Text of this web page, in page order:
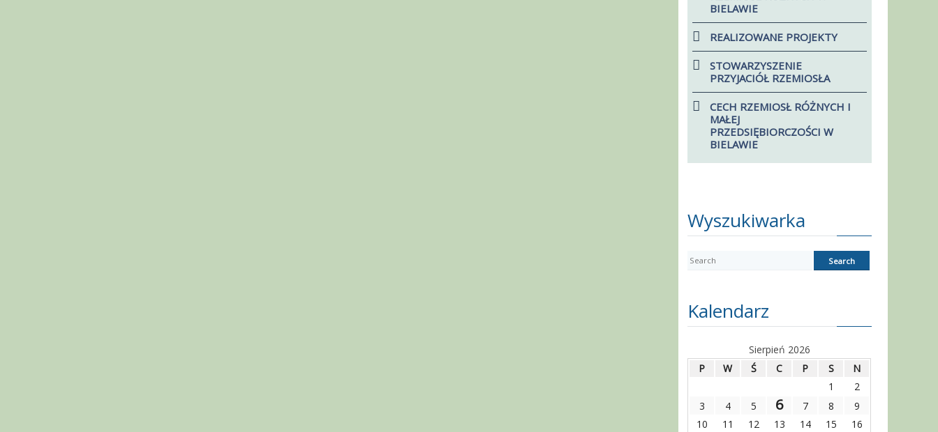
BIELAWIE
REALIZOWANE PROJEKTY
STOWARZYSZENIE
PRZYJACIÓŁ RZEMIOSŁA
CECH RZEMIOSŁ RÓŻNYCH I
MAŁEJ
PRZEDSIĘBIORCZOŚCI W
BIELAWIE
Wyszukiwarka
Kalendarz
Sierpień 2026
P
W Ś C P S N
1
2
3
4 5 6 7 8
9
10
11 12 13 14 15
16